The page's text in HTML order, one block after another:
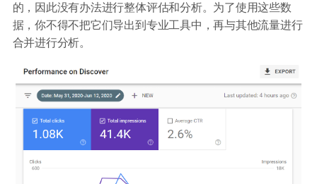
的，因此没有办法进行整体评估和分析。为了使用这些数
据，你不得不把它们导出到专业工具中，再与其他流量进行
合并进行分析。